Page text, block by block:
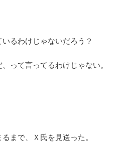
るわけじゃないだろう？
って言ってるわけじゃない。
まで、Ｘ氏を見送った。